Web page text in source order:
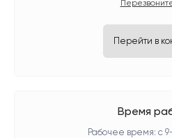
Перейти в
Время
Рабочее время: с